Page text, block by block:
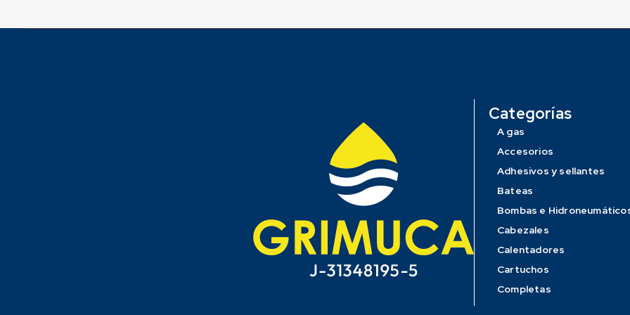
Categorías
A gas
Accesorios
Adhesivos y sellantes
Bateas
Bombas e
Cabezales
Calentadores
Cartuchos
Completas